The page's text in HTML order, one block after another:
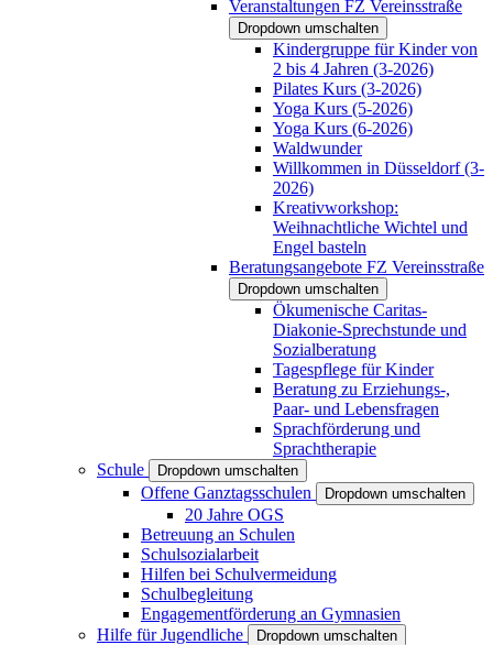
Veranstaltungen FZ Vereinsstraße
Dropdown umschalten
Kindergruppe für Kinder von
2 bis 4 Jahren (3-2026)
Pilates Kurs (3-2026)
Yoga Kurs (5-2026)
Yoga Kurs (6-2026)
Waldwunder
Willkommen in Düsseldorf (3-
2026)
Kreativworkshop:
Weihnachtliche Wichtel und
Engel basteln
Beratungsangebote FZ Vereinsstraße
Dropdown umschalten
Ökumenische Caritas-
Diakonie-Sprechstunde und
Sozialberatung
Tagespflege für Kinder
Beratung zu Erziehungs-,
Paar- und Lebensfragen
Sprachförderung und
Sprachtherapie
Schule
Dropdown umschalten
Offene Ganztagsschulen Dropdown umschalten
20 Jahre OGS
Betreuung an Schulen
Schulsozialarbeit
Hilfen bei Schulvermeidung
Schulbegleitung
Engagementförderung an Gymnasien
Hilfe für Jugendliche
Dropdown umschalten